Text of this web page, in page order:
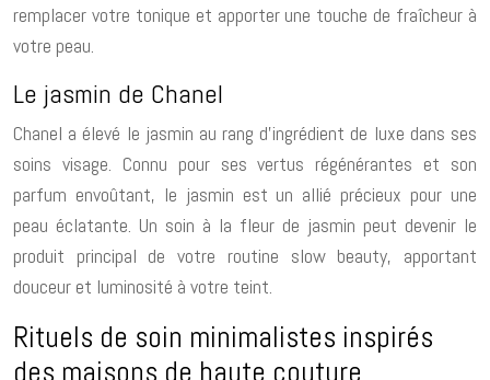
remplacer votre tonique et apporter une touche de fraîcheur à
votre peau.
Le jasmin de Chanel
Chanel a élevé le jasmin au rang d’ingrédient de luxe dans ses
soins visage. Connu pour ses vertus régénérantes et son
parfum envoûtant, le jasmin est un allié précieux pour une
peau éclatante. Un soin à la fleur de jasmin peut devenir le
produit principal de votre routine slow beauty, apportant
douceur et luminosité à votre teint.
Rituels de soin minimalistes inspirés
des maisons de haute couture